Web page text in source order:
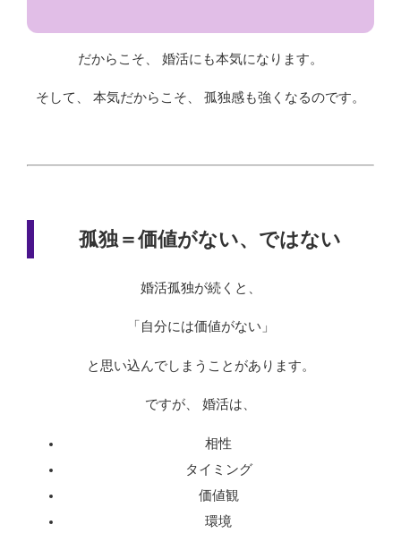
だからこそ、 婚活にも本気になります。
そして、 本気だからこそ、 孤独感も強くなるのです。
孤独＝価値がない、ではない
婚活孤独が続くと、
「自分には価値がない」
と思い込んでしまうことがあります。
ですが、 婚活は、
相性
タイミング
価値観
環境